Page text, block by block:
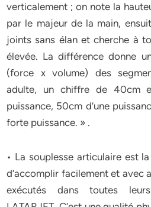
verticalement ; on note la
par le majeur de la main,
joints sans élan et cherche à
élevée. La différence donne
(force x volume) des
adulte, un chiffre de 40cm
puissance, 50cm d’une
forte puissance. » .
• La souplesse articulaire est
d’accomplir facilement et avec
exécutés dans toutes